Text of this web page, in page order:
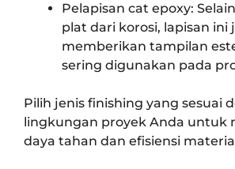
Pelapisan cat epoxy:
plat dari korosi, lapisan ini
memberikan tampilan
sering digunakan pada
Pilih jenis finishing yang sesuai
lingkungan proyek Anda untuk
daya tahan dan efisiensi